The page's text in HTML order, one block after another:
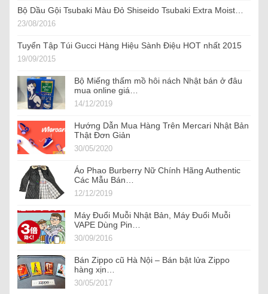
Bộ Dầu Gội Tsubaki Màu Đỏ Shiseido Tsubaki Extra Moist…
23/08/2016
Tuyển Tập Túi Gucci Hàng Hiệu Sành Điệu HOT nhất 2015
19/09/2015
Bộ Miếng thấm mồ hôi nách Nhật bán ở đâu
mua online giá…
14/12/2019
Hướng Dẫn Mua Hàng Trên Mercari Nhật Bản
Thật Đơn Giản
30/05/2020
Áo Phao Burberry Nữ Chính Hãng Authentic
Các Mẫu Bán…
12/12/2019
Máy Đuổi Muỗi Nhật Bản, Máy Đuổi Muỗi
VAPE Dùng Pin…
30/09/2016
Bán Zippo cũ Hà Nội – Bán bật lửa Zippo
hàng xịn…
30/05/2017